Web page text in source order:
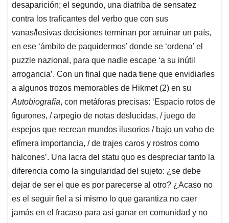
desaparición; el segundo, una diatriba de sensatez
contra los traficantes del verbo que con sus
vanas/lesivas decisiones terminan por arruinar un país,
en ese ‘ámbito de paquidermos’ donde se ‘ordena’ el
puzzle nazional, para que nadie escape ‘a su inútil
arrogancia’. Con un final que nada tiene que envidiarles
a algunos trozos memorables de Hikmet (2) en su
Autobiografía, con metáforas precisas: ‘Espacio rotos de
figurones, / arpegio de notas deslucidas, / juego de
espejos que recrean mundos ilusorios / bajo un vaho de
efímera importancia, / de trajes caros y rostros como
halcones’. Una lacra del statu quo es despreciar tanto la
diferencia como la singularidad del sujeto: ¿se debe
dejar de ser el que es por parecerse al otro? ¿Acaso no
es el seguir fiel a sí mismo lo que garantiza no caer
jamás en el fracaso para así ganar en comunidad y no